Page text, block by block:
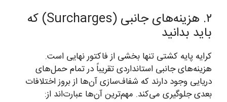
۲. هزینه‌های جانبی (Surcharges) که
باید بدانید
کرایه پایه کشتی تنها بخشی از فاکتور نهایی است.
هزینه‌های جانبی استانداردی تقریباً در تمام حمل‌های
دریایی وجود دارند که شفاف‌سازی آن‌ها از بروز اختلافات
بعدی جلوگیری می‌کند. مهم‌ترین آن‌ها عبارت‌اند از: